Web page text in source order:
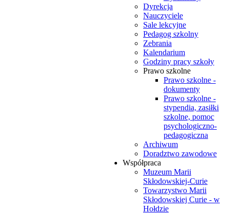
Dyrekcja
Nauczyciele
Sale lekcyjne
Pedagog szkolny
Zebrania
Kalendarium
Godziny pracy szkoły
Prawo szkolne
Prawo szkolne -
dokumenty
Prawo szkolne -
stypendia, zasiłki
szkolne, pomoc
psychologiczno-
pedagogiczna
Archiwum
Doradztwo zawodowe
Współpraca
Muzeum Marii
Skłodowskiej-Curie
Towarzystwo Marii
Skłodowskiej Curie - w
Hołdzie